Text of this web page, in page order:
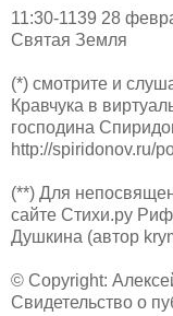
11:30-1139 28
Святая Земля
(*) смотрите и
Кравчука в
господина
http://spiridonov.ru/
(**) Для
сайте Стихи.ру
Душкина (автор
© Copyright:
Свидетельство о